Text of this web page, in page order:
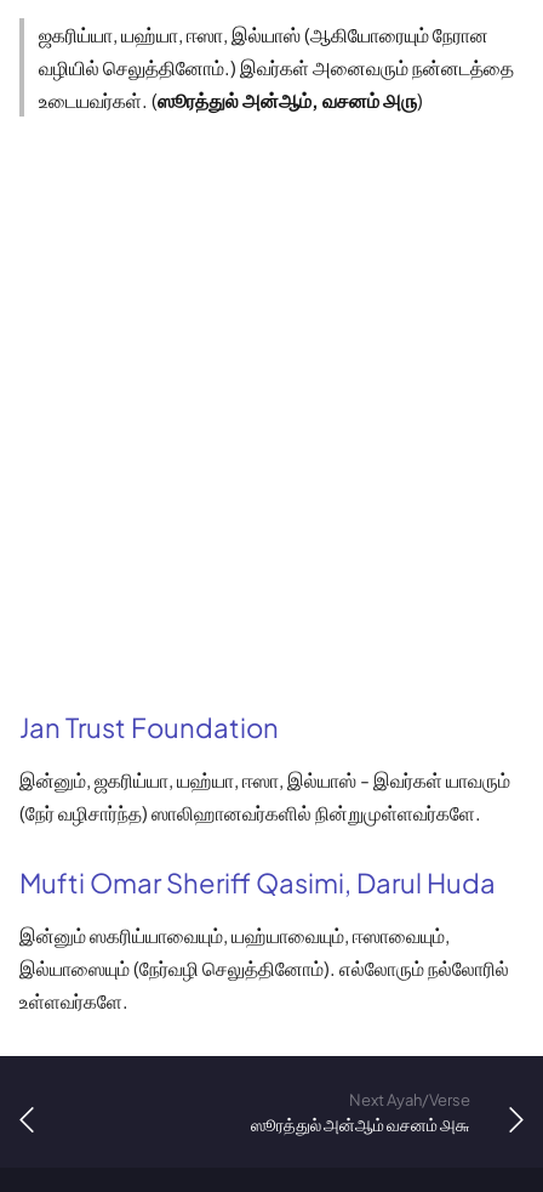
ஜகரிய்யா, யஹ்யா, ஈஸா, இல்யாஸ் (ஆகியோரையும் நேரான
வழியில் செலுத்தினோம்.) இவர்கள் அனைவரும் நன்னடத்தை
உடையவர்கள். (ஸூரத்துல் அன்ஆம், வசனம் ௮௫)
Jan Trust Foundation
இன்னும், ஜகரிய்யா, யஹ்யா, ஈஸா, இல்யாஸ் - இவர்கள் யாவரும்
(நேர் வழிசார்ந்த) ஸாலிஹானவர்களில் நின்றுமுள்ளவர்களே.
Mufti Omar Sheriff Qasimi, Darul Huda
இன்னும் ஸகரிய்யாவையும், யஹ்யாவையும், ஈஸாவையும்,
இல்யாஸையும் (நேர்வழி செலுத்தினோம்). எல்லோரும் நல்லோரில்
உள்ளவர்களே.
Next Ayah/Verse
ஸூரத்துல் அன்ஆம் வசனம் ௮௬